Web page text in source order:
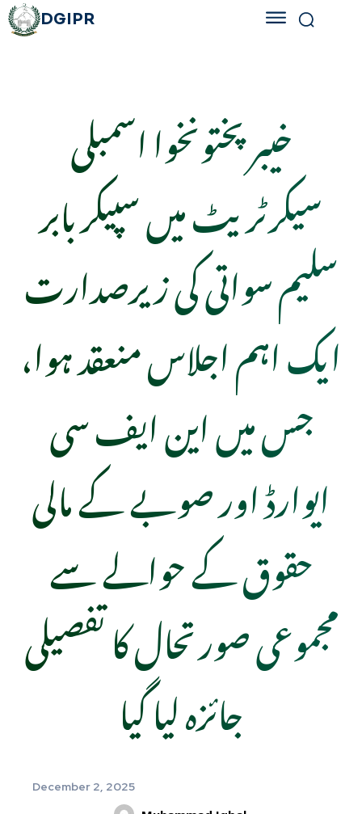
DGIPR
خیبر پختونخوا اسمبلی
سیکرٹریٹ میں سپیکر بابر
سلیم سواتی کی زیرصدارت
ایک اہم اجلاس منعقد ہوا،
جس میں این ایف سی
ایوارڈ اور صوبے کے مالی
حقوق کے حوالے سے
مجموعی صورتحال کا تفصیلی
جائزہ لیا گیا
December 2, 2025